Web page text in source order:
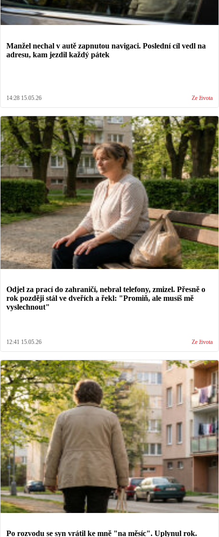
Manžel nechal v autě zapnutou navigaci. Poslední cíl vedl na
adresu, kam jezdil každý pátek
14:28 15.05.26 Ze života
Odjel za prací do zahraničí, nebral telefony, zmizel. Přesně o
rok později stál ve dveřích a řekl: "Promiň, ale musíš mě
vyslechnout"
12:41 15.05.26 Ze života
Po rozvodu se syn vrátil ke mně "na měsíc". Uplynul rok.